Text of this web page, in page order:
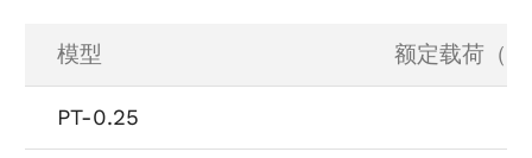
模型 额定载荷（
PT-0.25